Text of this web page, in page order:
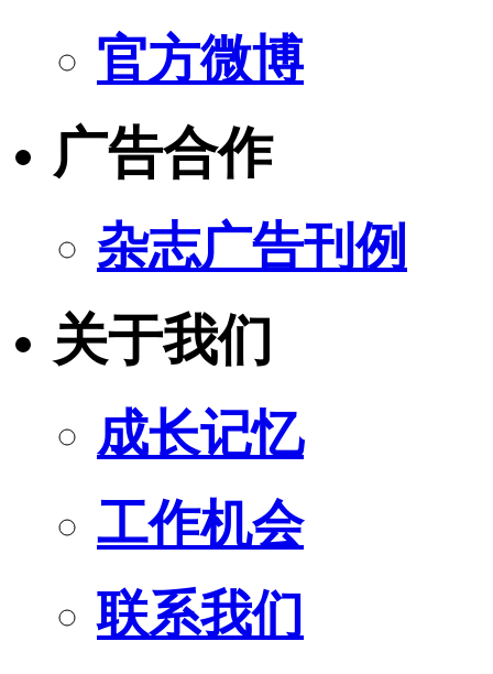
官方微博
广告合作
杂志广告刊例
关于我们
成长记忆
工作机会
联系我们